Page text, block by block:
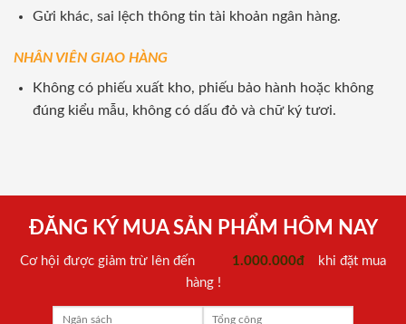
Gửi khác, sai lệch thông tin tài khoản ngân hàng.
NHÂN VIÊN GIAO HÀNG
Không có phiếu xuất kho, phiếu bảo hành hoặc không
đúng kiểu mẫu, không có dấu đỏ và chữ ký tươi.
ĐĂNG KÝ MUA SẢN PHẨM HÔM NAY
Cơ hội được giảm trừ lên đến 1.000.000đ
khi đặt mua
hàng !